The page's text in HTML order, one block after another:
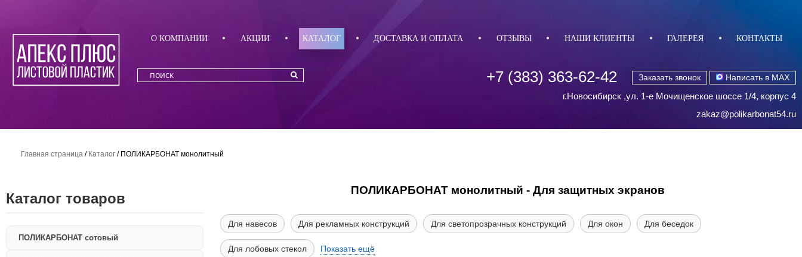
О КОМПАНИИ АКЦИИ КАТАЛОГ ДОСТАВКА И ОПЛАТА ОТЗЫВЫ НАШИ КЛИЕНТЫ ГАЛЕРЕЯ КОНТАКТЫ
+7 (383) 363-62-42 Заказать звонок Написать в MAX
г.Новосибирск ,ул. 1-е Мочищенское шоссе 1/4, корпус 4
zakaz@polikarbonat54.ru
Главная страница / Каталог / ПОЛИКАРБОНАТ монолитный
Каталог товаров
ПОЛИКАРБОНАТ сотовый
ПОЛИКАРБОНАТ монолитный - Для защитных экранов
Для навесов Для рекламных конструкций Для светопрозрачных конструкций Для окон Для беседок
Для лобовых стекол Показать ещё